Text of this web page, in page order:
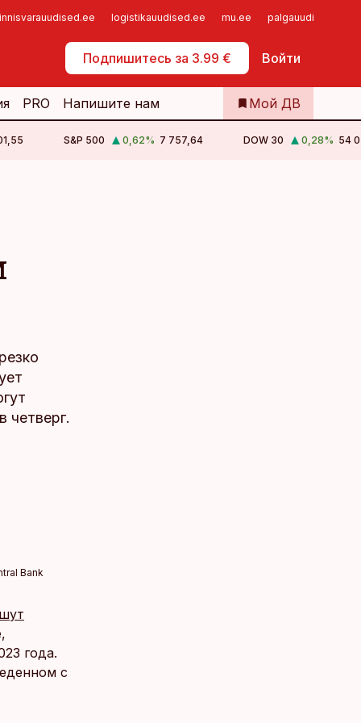
logistikauudised.ee mu.ee palgauudised.ee
Подпишитесь за 3.99 € Войти
Самообслуживание
PRO Напишите нам Мой ДВ
S&P 500 0,62% 7 757,64 DOW 30 0,28% 54
четверг.
Bank
года.
с